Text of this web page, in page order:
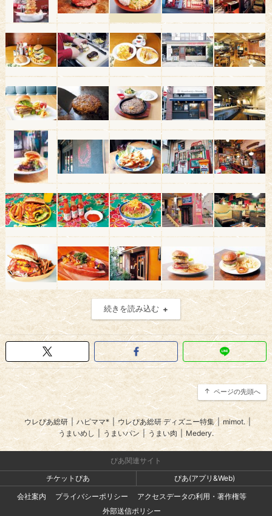
続きを読み込む
ページの先頭へ
ウレぴあ総研 | ハピママ* ウレぴあ総研 ディズニー特集 | mimot. |
うまいめし
うまいパン | うまい肉 Medery.
ぴあ関連サイト
チケットぴあ
ぴあ(アプリ&Web)
会社案内
プライバシーポリシー
アクセスデータの利用・著作権等
外部送信ポリシー